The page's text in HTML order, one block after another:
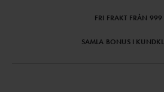
FRI FRAKT FRÅN 999
SAMLA BONUS I